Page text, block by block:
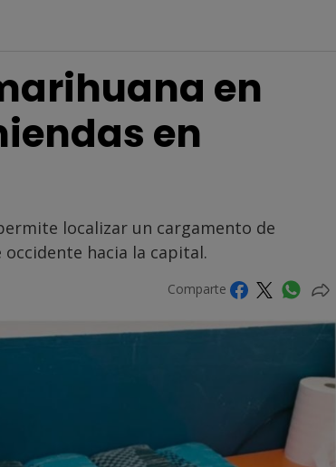
en
en
localizar un cargamento de
hacia la capital.
Comparte